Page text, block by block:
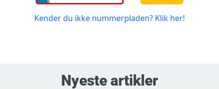
Nyeste artikler